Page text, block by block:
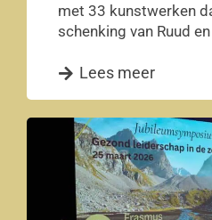
met 33 kunstwerken
schenking van Ruud
Lees meer